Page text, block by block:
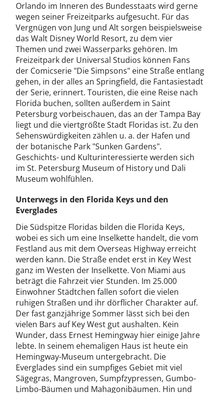
Orlando im Inneren des Bundesstaats wird gerne
wegen seiner Freizeitparks aufgesucht. Für das
Vergnügen von Jung und Alt sorgen beispielsweise
das Walt Disney World Resort, zu dem vier
Themen und zwei Wasserparks gehören. Im
Freizeitpark der Universal Studios können Fans
der Comicserie "Die Simpsons" eine Straße entlang
gehen, in der alles an Springfield, die Fantasiestadt
der Serie, erinnert. Touristen, die eine Reise nach
Florida buchen, sollten außerdem in Saint
Petersburg vorbeischauen, das an der Tampa Bay
liegt und die viertgrößte Stadt Floridas ist. Zu den
Sehenswürdigkeiten zählen u. a. der Hafen und
der botanische Park "Sunken Gardens".
Geschichts- und Kulturinteressierte werden sich
im St. Petersburg Museum of History und Dali
Museum wohlfühlen.
Unterwegs in den Florida Keys und den
Everglades
Die Südspitze Floridas bilden die Florida Keys,
wobei es sich um eine Inselkette handelt, die vom
Festland aus mit dem Overseas Highway erreicht
werden kann. Die Straße endet erst in Key West
ganz im Westen der Inselkette. Von Miami aus
beträgt die Fahrzeit vier Stunden. Im 25.000
Einwohner Städtchen fallen sofort die vielen
ruhigen Straßen und ihr dörflicher Charakter auf.
Der fast ganzjährige Sommer lässt sich bei den
vielen Bars auf Key West gut aushalten. Kein
Wunder, dass Ernest Hemingway hier einige Jahre
lebte. In seinem ehemaligen Haus ist heute ein
Hemingway-Museum untergebracht. Die
Everglades sind ein sumpfiges Gebiet mit viel
Sägegras, Mangroven, Sumpfzypressen, Gumbo-
Limbo-Bäumen und Mahagonibäumen. Hin und